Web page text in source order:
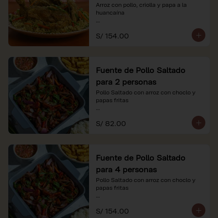
Arroz con pollo, criolla y papa a la
huancaína
*Nuestros precios están expresados en
soles e incluyen impuestos de ley y
S/ 154.00
Fuente de Pollo Saltado
para 2 personas
Pollo Saltado con arroz con choclo y
papas fritas
*Nuestros precios están expresados en
soles e incluyen impuestos de ley y
S/ 82.00
Fuente de Pollo Saltado
para 4 personas
Pollo Saltado con arroz con choclo y
papas fritas
*Nuestros precios están expresados en
soles e incluyen impuestos de ley y
S/ 154.00